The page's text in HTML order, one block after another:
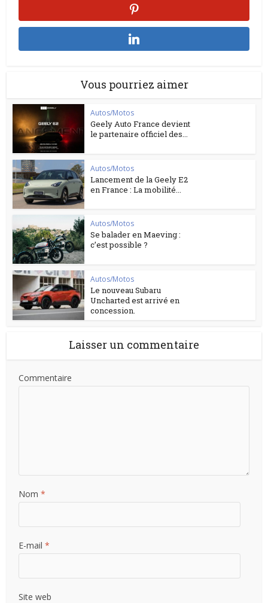
Vous pourriez aimer
Autos/Motos
Geely Auto France devient
le partenaire officiel des...
Autos/Motos
Lancement de la Geely E2
en France : La mobilité...
Autos/Motos
Se balader en Maeving :
c’est possible ?
Autos/Motos
Le nouveau Subaru
Uncharted est arrivé en
concession.
Laisser un commentaire
Commentaire
Nom*
E-mail*
Site web